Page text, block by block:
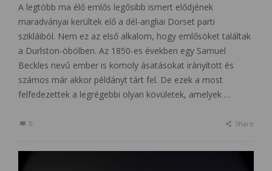
A legtöbb ma élő emlős legősibb ismert elődjének
maradványai kerültek elő a dél-angliai Dorset parti
szikláiból. Nem ez az első alkalom, hogy emlősöket találtak
a Durlston-öbölben. Az 1850-es években egy Samuel
Beckles nevű ember is komoly ásatásokat irányított és
számos már akkor példányt tárt fel. De ezek a most
felfedezettek a legrégebbi olyan kövületek, amelyek …
0 Share